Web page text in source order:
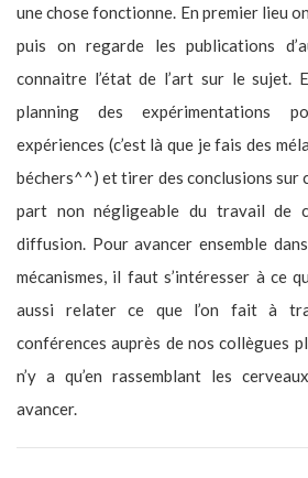
une chose fonctionne. En premier lieu
puis on regarde les publications
connaitre l’état de l’art sur le sujet.
planning des expérimentations
expériences (c’est là que je fais des
béchers^^) et tirer des conclusions sur
part non négligeable du travail de
diffusion. Pour avancer ensemble
mécanismes, il faut s’intéresser à ce
aussi relater ce que l’on fait à
conférences auprès de nos collègues
n’y a qu’en rassemblant les
avancer.